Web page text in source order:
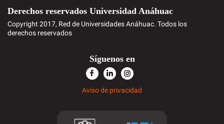
Derechos reservados Universidad Anáhuac
Copyright 2017, Red de Universidades Anáhuac. Todos los
derechos reservados
Síguenos en
Aviso de privacidad